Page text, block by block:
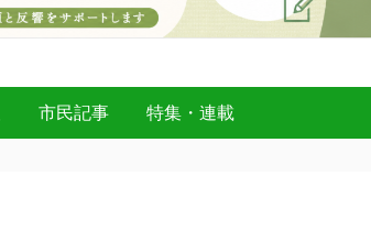
市民記事 特集・連載